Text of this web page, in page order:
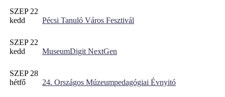
SZEP 22
kedd
Pécsi Tanuló Város Fesztivál
SZEP 22
kedd
MuseumDigit NextGen
SZEP 28
hétfő
24. Országos Múzeumpedagógiai Évnyitó